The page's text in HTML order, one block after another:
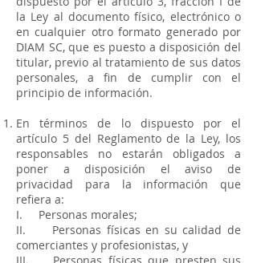
la Ley al documento físico, electrónico o
en cualquier otro formato generado por
DIAM SC, que es puesto a disposición del
titular, previo al tratamiento de sus datos
personales, a fin de cumplir con el
principio de información.
En términos de lo dispuesto por el
artículo 5 del Reglamento de la Ley, los
responsables no estarán obligados a
poner a disposición el aviso de
privacidad para la información que
refiera a:
I. Personas morales;
II. Personas físicas en su calidad de
comerciantes y profesionistas, y